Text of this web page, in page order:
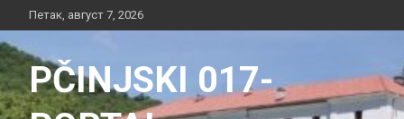
to
content
Петак, август 7, 2026
PČINJSKI 017-